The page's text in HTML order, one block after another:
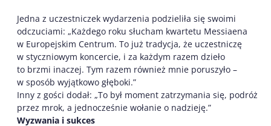
Jedna z uczestniczek wydarzenia podzieliła się swoimi
odczuciami: „Każdego roku słucham kwartetu Messiaena
w Europejskim Centrum. To już tradycja, że uczestniczę
w styczniowym koncercie, i za każdym razem dzieło
to brzmi inaczej. Tym razem również mnie poruszyło –
w sposób wyjątkowo głęboki.”
Inny z gości dodał: „To był moment zatrzymania się, podróż
przez mrok, a jednocześnie wołanie o nadzieję.”
Wyzwania i sukces